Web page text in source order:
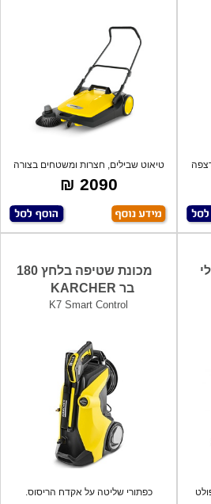
טיאוט שבילים, חצרות ומשטחים בצורה
קלה ומ
2090 ₪
מכונת שטיפה בלחץ 180
בר KARCHER
K7 Smart Control
כפתורי שליטה על אקדח הריסוס.